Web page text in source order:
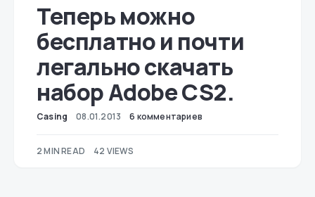
Теперь можно
бесплатно и почти
легально скачать
набор Adobe CS2.
Casing 08.01.2013 6 комментариев
2 MIN READ 42 VIEWS